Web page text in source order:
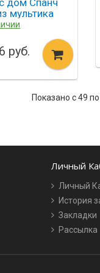
мультика
House
руб.
Показано с 49
Личный
Личный
История
Закладки
Рассылка